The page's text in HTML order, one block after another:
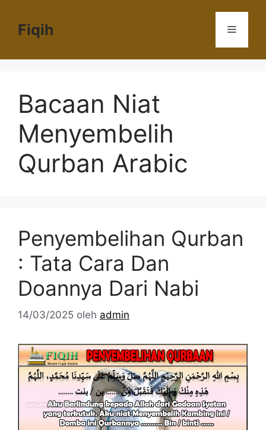
Fiqih Menu
Bacaan Niat
Menyembelih
Qurban Arabic
Penyembelihan Qurban
: Tata Cara Dan
Doannya Dari Nabi
14/03/2025 oleh admin